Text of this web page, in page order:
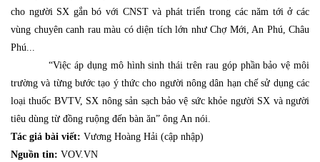
cho người SX gắn bó với CNST và phát triển trong các năm tới ở các
vùng chuyên canh rau màu có diện tích lớn như Chợ Mới, An Phú, Châu
Phú...
“Việc áp dụng mô hình sinh thái trên rau góp phần bảo vệ môi
trường và từng bước tạo ý thức cho người nông dân hạn chế sử dụng các
loại thuốc BVTV, SX nông sản sạch bảo vệ sức khỏe người SX và người
tiêu dùng từ đồng ruộng đến bàn ăn” ông An nói.
Tác giả bài viết: Vương Hoàng Hải (cập nhập)
Nguồn tin: VOV.VN